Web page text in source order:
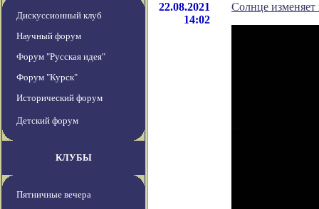
Дискуссионный клуб
Научный форум
Форум "Русская идея"
Форум "Курск"
Исторический форум
Детский форум
КЛУБЫ
Пятничные вечера
22.08.2021
14:02
Солнце изменяет